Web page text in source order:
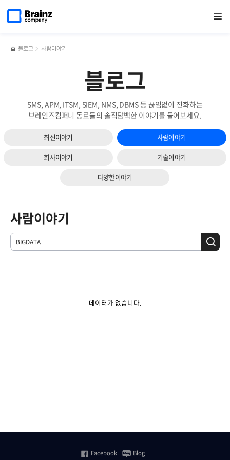
열기
페이지로
블로그 사람이야기
블로그
SMS, APM, ITSM, SIEM, NMS, DBMS 등 끊임없이 진화하는
브레인즈컴퍼니 동료들의 솔직담백한 이야기를 들어보세요.
최신이야기 사람이야기
회사이야기 기술이야기
다양한이야기
사람이야기
데이터가 없습니다.
Facebook Blog